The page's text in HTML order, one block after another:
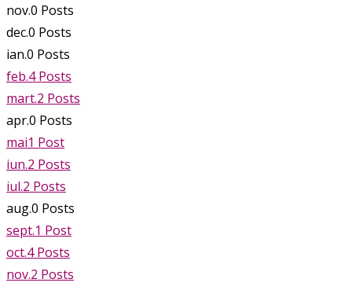
nov.0 Posts
dec.0 Posts
ian.0 Posts
feb.4 Posts
mart.2 Posts
apr.0 Posts
mai1 Post
iun.2 Posts
iul.2 Posts
aug.0 Posts
sept.1 Post
oct.4 Posts
nov.2 Posts